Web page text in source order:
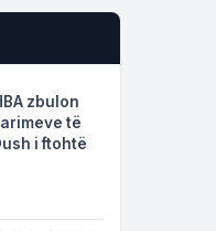
zbulon
të
i ftohtë